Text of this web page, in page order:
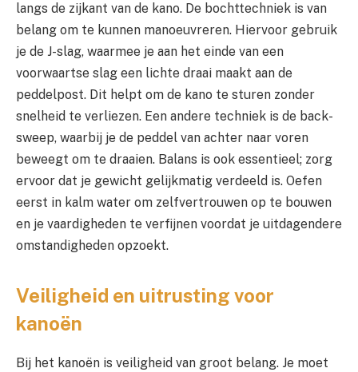
langs de zijkant van de kano. De bochttechniek is van
belang om te kunnen manoeuvreren. Hiervoor gebruik
je de J-slag, waarmee je aan het einde van een
voorwaartse slag een lichte draai maakt aan de
peddelpost. Dit helpt om de kano te sturen zonder
snelheid te verliezen. Een andere techniek is de back-
sweep, waarbij je de peddel van achter naar voren
beweegt om te draaien. Balans is ook essentieel; zorg
ervoor dat je gewicht gelijkmatig verdeeld is. Oefen
eerst in kalm water om zelfvertrouwen op te bouwen
en je vaardigheden te verfijnen voordat je uitdagendere
omstandigheden opzoekt.
Veiligheid en uitrusting voor
kanoën
Bij het kanoën is veiligheid van groot belang. Je moet